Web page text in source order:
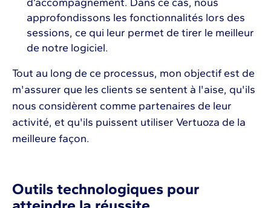
approfondissons les fonctionnalités lors des
sessions, ce qui leur permet de tirer le meilleur
de notre logiciel.
Tout au long de ce processus, mon objectif est de
m'assurer que les clients se sentent à l'aise, qu'ils
nous considèrent comme partenaires de leur
activité, et qu'ils puissent utiliser Vertuoza de la
meilleure façon.
Outils technologiques pour